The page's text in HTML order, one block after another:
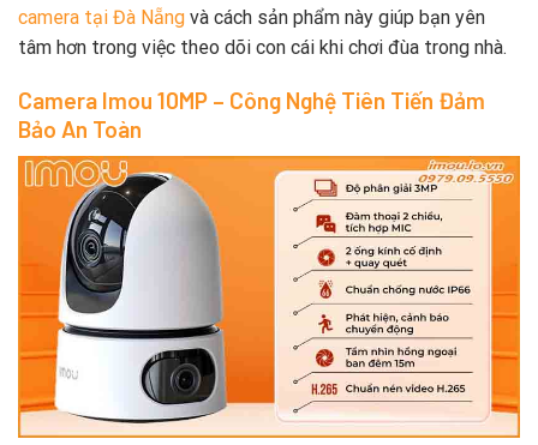
camera tại Đà Nẵng và cách sản phẩm này giúp bạn yên
tâm hơn trong việc theo dõi con cái khi chơi đùa trong nhà.
Camera Imou 10MP – Công Nghệ Tiên Tiến Đảm
Bảo An Toàn